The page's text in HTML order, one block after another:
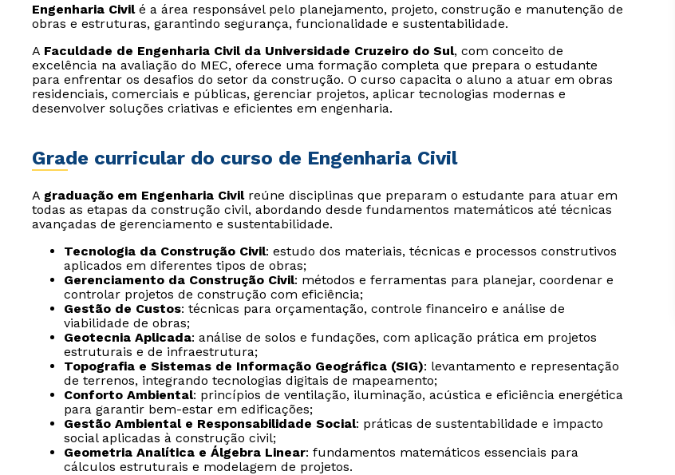
Engenharia Civilé a área responsável pelo planejamento, projeto, construção e manutenção de
obras e estruturas, garantindo segurança, funcionalidade e sustentabilidade.
A Faculdade de Engenharia Civil da Universidade Cruzeiro do Sul, com conceito de
excelência na avaliação do MEC, oferece uma formação completa que prepara o estudante
para enfrentar os desafios do setor da construção. O curso capacita o aluno a atuar em obras
residenciais, comerciais e públicas, gerenciar projetos, aplicar tecnologias modernas e
desenvolver soluções criativas e eficientes em engenharia.
Grade curricular do curso de Engenharia Civil
A graduação em Engenharia Civilreúne disciplinas que preparam o estudante para atuar em
todas as etapas da construção civil, abordando desde fundamentos matemáticos até técnicas
avançadas de gerenciamento e sustentabilidade.
Tecnologia da Construção Civil: estudo dos materiais, técnicas e processos construtivos
aplicados em diferentes tipos de obras;
Gerenciamento da Construção Civil: métodos e ferramentas para planejar, coordenar e
controlar projetos de construção com eficiência;
Gestão de Custos: técnicas para orçamentação, controle financeiro e análise de
viabilidade de obras;
Geotecnia Aplicada: análise de solos e fundações, com aplicação prática em projetos
estruturais e de infraestrutura;
Topografia e Sistemas de Informação Geográfica (SIG): levantamento e representação
de terrenos, integrando tecnologias digitais de mapeamento;
Conforto Ambiental: princípios de ventilação, iluminação, acústica e eficiência energética
para garantir bem-estar em edificações;
Gestão Ambiental e Responsabilidade Social: práticas de sustentabilidade e impacto
social aplicadas à construção civil;
Geometria Analítica e Álgebra Linear: fundamentos matemáticos essenciais para
cálculos estruturais e modelagem de projetos.